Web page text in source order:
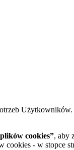
cookies”, aby
cookies - w stopce